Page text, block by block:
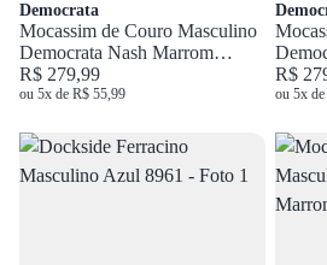
Democrata
Mocassim de Couro Masculino
Democrata Nash Marrom
252302
R$ 279,99
ou 5x de R$ 55,99
R$
ou 5x